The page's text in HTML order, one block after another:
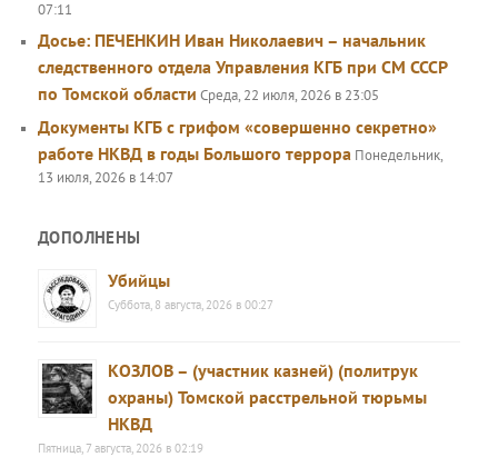
07:11
Досье: ПЕЧЕНКИН Иван Николаевич – начальник
следственного отдела Управления КГБ при СМ СССР
по Томской области Среда, 22 июля, 2026 в 23:05
Документы КГБ с грифом «совершенно секретно»
работе НКВД в годы Большого террора Понедельник,
13 июля, 2026 в 14:07
ДОПОЛНЕНЫ
Убийцы
Суббота, 8 августа, 2026 в 00:27
КОЗЛОВ – (участник казней) (политрук
охраны) Томской расстрельной тюрьмы
НКВД
Пятница, 7 августа, 2026 в 02:19